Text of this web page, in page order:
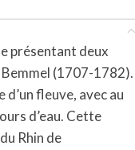
présentant deux
(1707-1782).
d’un fleuve, avec au
d’eau. Cette
Rhin de